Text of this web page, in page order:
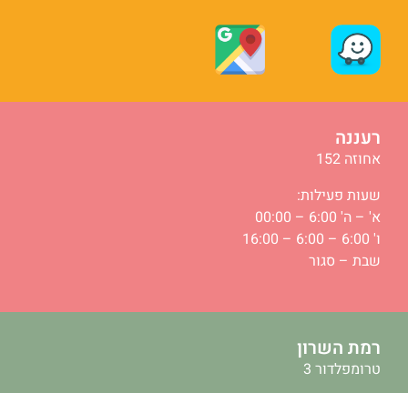
רעננה
אחוזה 152
שעות פעילות:
א' – ה' 6:00 – 00:00
ו' 6:00 – 6:00 – 16:00
שבת – סגור
רמת השרון
טרומפלדור 3